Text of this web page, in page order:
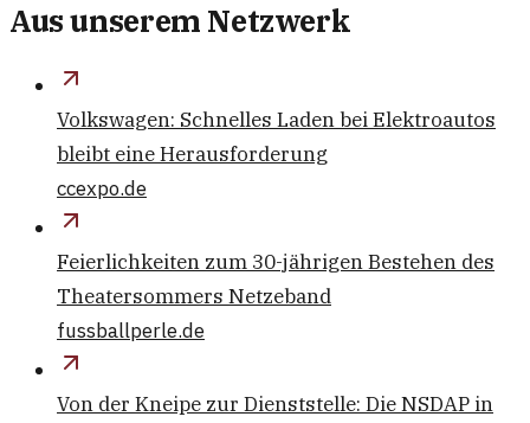
Aus unserem Netzwerk
Volkswagen: Schnelles Laden bei Elektroautos
bleibt eine Herausforderung
ccexpo.de
Feierlichkeiten zum 30-jährigen Bestehen des
Theatersommers Netzeband
fussballperle.de
Von der Kneipe zur Dienststelle: Die NSDAP in